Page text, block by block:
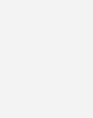
darin, dass die
ein- und zweitägigen
und am betriebsbereiten
erlangen.“
September aber nicht nur
sondern auch Reisser-
Angebot in den Betrieb der
Kunden als auch die